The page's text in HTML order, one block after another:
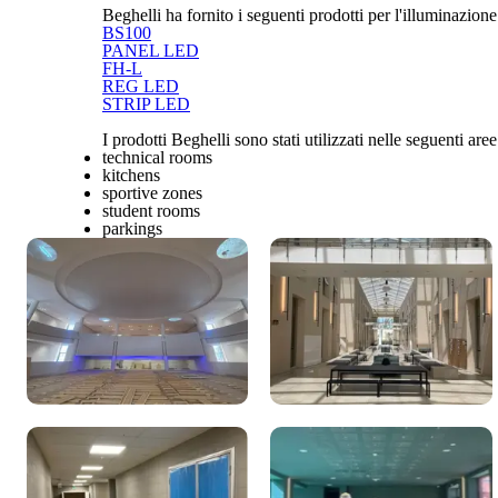
Beghelli ha fornito i seguenti prodotti per
BS100
PANEL LED
FH-L
REG LED
STRIP LED
I prodotti Beghelli sono stati utilizzati nelle seguenti
technical rooms
kitchens
sportive zones
student rooms
parkings